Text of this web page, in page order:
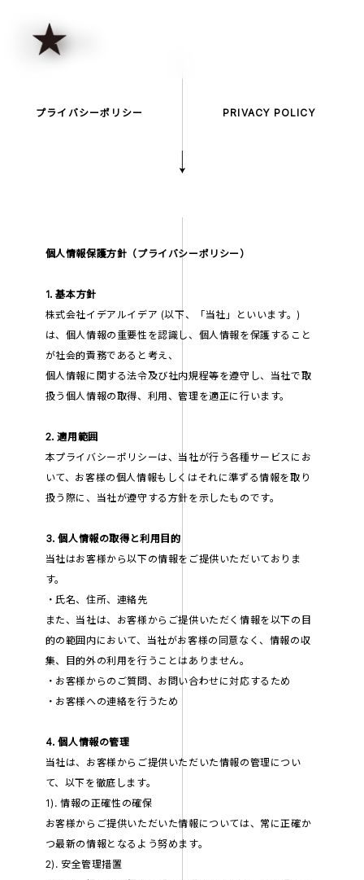
プライバシーポリシー PRIVACY POLICY
個人情報保護方針（プライバシーポリシー）
1. 基本方針
株式会社イデアルイデア (以下、「当社」といいます。)
は、個人情報の重要性を認識し、個人情報を保護すること
が社会的責務であると考え、
個人情報に関する法令及び社内規程等を遵守し、当社で取
扱う個人情報の取得、利用、管理を適正に行います。
2. 適用範囲
本プライバシーポリシーは、当社が行う各種サービスにお
いて、お客様の個人情報もしくはそれに準ずる情報を取り
扱う際に、当社が遵守する方針を示したものです。
3. 個人情報の取得と利用目的
当社はお客様から以下の情報をご提供いただいておりま
す。
・氏名、住所、連絡先
また、当社は、お客様からご提供いただく情報を以下の目
的の範囲内において、当社がお客様の同意なく、情報の収
集、目的外の利用を行うことはありません。
・お客様からのご質問、お問い合わせに対応するため
・お客様への連絡を行うため
4. 個人情報の管理
当社は、お客様からご提供いただいた情報の管理につい
て、以下を徹底します。
1). 情報の正確性の確保
お客様からご提供いただいた情報については、常に正確か
つ最新の情報となるよう努めます。
2). 安全管理措置
COMPANY